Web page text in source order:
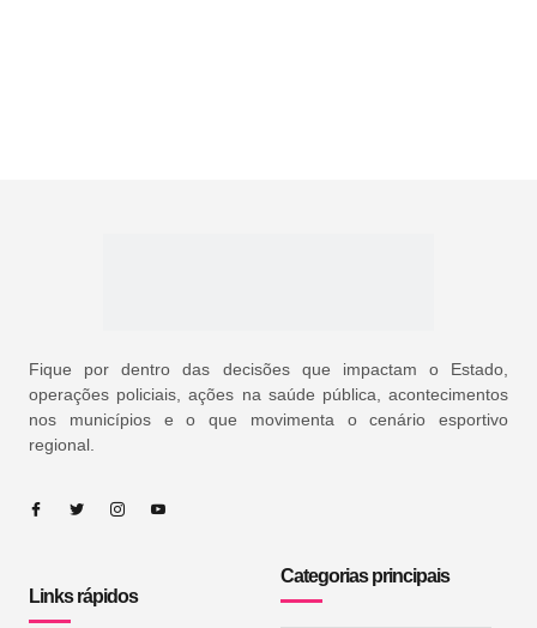
Fique por dentro das decisões que impactam o Estado,
operações policiais, ações na saúde pública, acontecimentos
nos municípios e o que movimenta o cenário esportivo
regional.
Links rápidos
Categorias principais